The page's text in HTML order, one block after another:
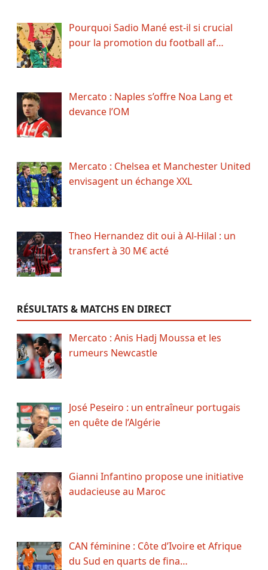
Pourquoi Sadio Mané est-il si crucial
pour la promotion du football af…
Mercato : Naples s’offre Noa Lang et
devance l’OM
Mercato : Chelsea et Manchester United
envisagent un échange XXL
Theo Hernandez dit oui à Al-Hilal : un
transfert à 30 M€ acté
RÉSULTATS & MATCHS EN DIRECT
Mercato : Anis Hadj Moussa et les
rumeurs Newcastle
José Peseiro : un entraîneur portugais
en quête de l’Algérie
Gianni Infantino propose une initiative
audacieuse au Maroc
CAN féminine : Côte d’Ivoire et Afrique
du Sud en quarts de fina…